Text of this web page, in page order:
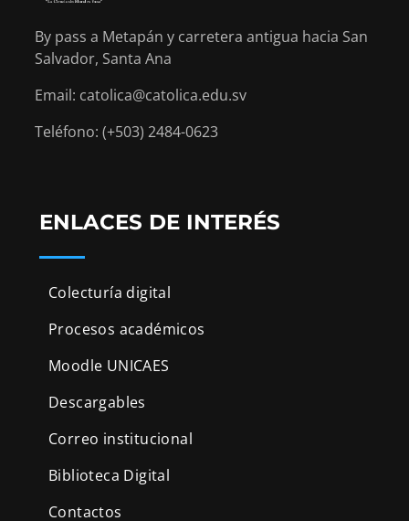
By pass a Metapán y carretera antigua hacia San
Salvador, Santa Ana
Email: catolica@catolica.edu.sv
Teléfono: (+503) 2484-0623
ENLACES DE INTERÉS
Colecturía digital
Procesos académicos
Moodle UNICAES
Descargables
Correo institucional
Biblioteca Digital
Contactos